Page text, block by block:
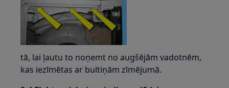
tā, lai ļautu to noņemt no augšējām vadotnēm,
kas iezīmētas ar bultiņām zīmējumā.